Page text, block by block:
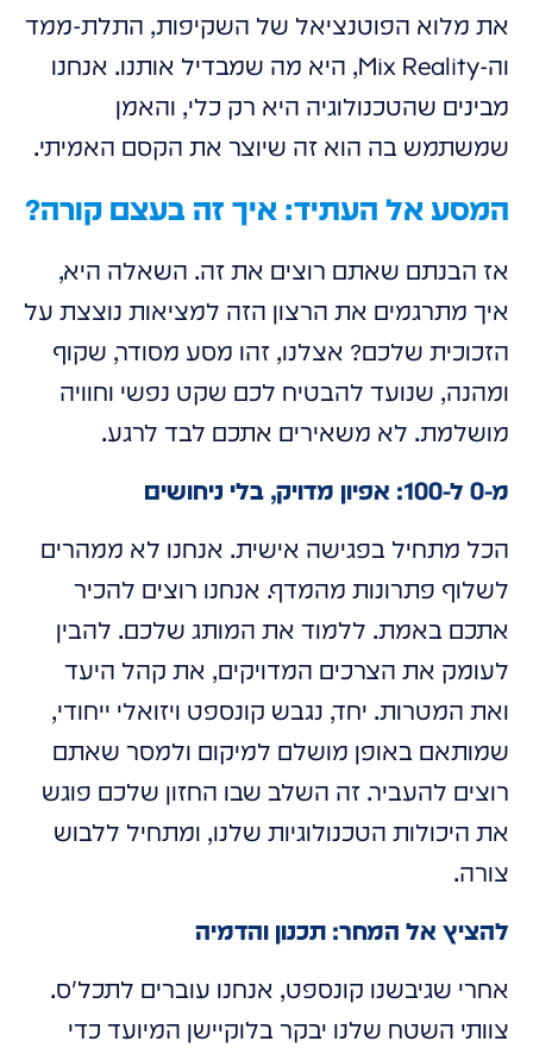
את מלוא הפוטנציאל של השקיפות, התלת-ממד
וה-Mix Reality, היא מה שמבדיל אותנו. אנחנו
מבינים שהטכנולוגיה היא רק כלי, והאמן
שמשתמש בה הוא זה שיוצר את הקסם האמיתי.
המסע אל העתיד: איך זה בעצם קורה?
אז הבנתם שאתם רוצים את זה. השאלה היא,
איך מתרגמים את הרצון הזה למציאות נוצצת על
הזכוכית שלכם? אצלנו, זהו מסע מסודר, שקוף
ומהנה, שנועד להבטיח לכם שקט נפשי וחוויה
מושלמת. לא משאירים אתכם לבד לרגע.
מ-0 ל-100: אפיון מדויק, בלי ניחושים
הכל מתחיל בפגישה אישית. אנחנו לא ממהרים
לשלוף פתרונות מהמדף. אנחנו רוצים להכיר
אתכם באמת. ללמוד את המותג שלכם. להבין
לעומק את הצרכים המדויקים, את קהל היעד
ואת המטרות. יחד, נגבש קונספט ויזואלי ייחודי,
שמותאם באופן מושלם למיקום ולמסר שאתם
רוצים להעביר. זה השלב שבו החזון שלכם פוגש
את היכולות הטכנולוגיות שלנו, ומתחיל ללבוש
צורה.
להציץ אל המחר: תכנון והדמיה
אחרי שגיבשנו קונספט, אנחנו עוברים לתכל'ס.
צוותי השטח שלנו יבקר בלוקיישן המיועד כדי